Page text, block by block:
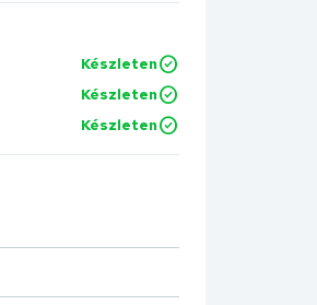
Készleten
Készleten
Készleten